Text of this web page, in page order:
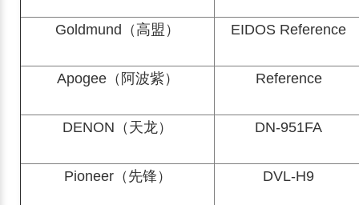
Goldmund（高盟） EIDOS Reference
Apogee（阿波紫） Reference
DENON（天龙） DN-951FA
Pioneer（先锋） DVL-H9